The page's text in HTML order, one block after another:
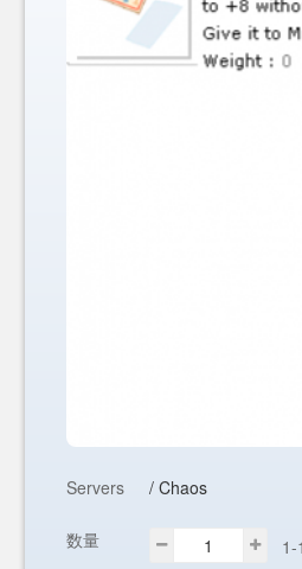
Servers / Chaos
数量 1-